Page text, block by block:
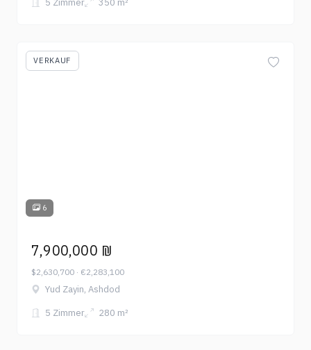
5 Zimmer
350 m²
VERKAUF
6
7,900,000 ₪
$2,630,700 · €2,283,100
Yud Zayin, Ashdod
5 Zimmer
280 m²